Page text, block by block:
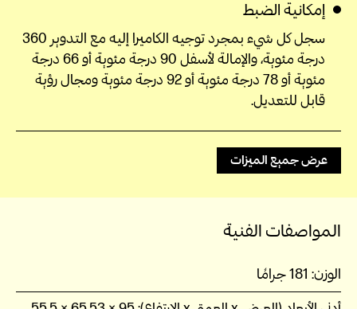
إمكانية الضبط
سجل كل شيء بمجرد توجيه الكاميرا إليه مع التدوير 360
درجة مئوية، والإمالة لأسفل 90 درجة مئوية أو 66 درجة
مئوية أو 78 درجة مئوية أو 92 درجة مئوية ومجال رؤية
قابل للتعديل.
عرض جميع الميزات
المواصفات الفنية
الوزن: 181 جرامًا